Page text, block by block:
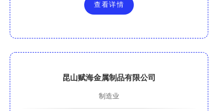
查看详情
昆山赋海金属制品有限公司
制造业